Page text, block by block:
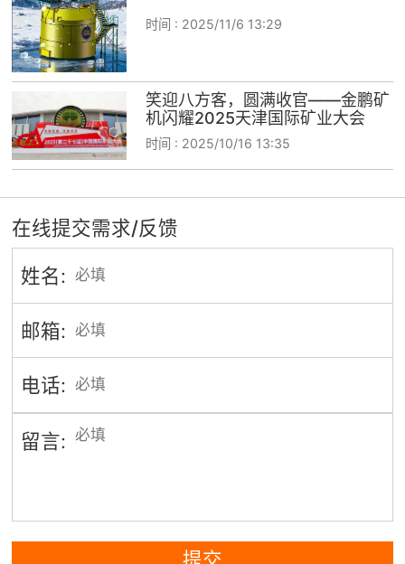
时间 : 2025/11/6 13:29
笑迎八方客，圆满收官——金鹏矿
机闪耀2025天津国际矿业大会
时间 : 2025/10/16 13:35
在线提交需求/反馈
姓名:
邮箱:
电话:
留言: